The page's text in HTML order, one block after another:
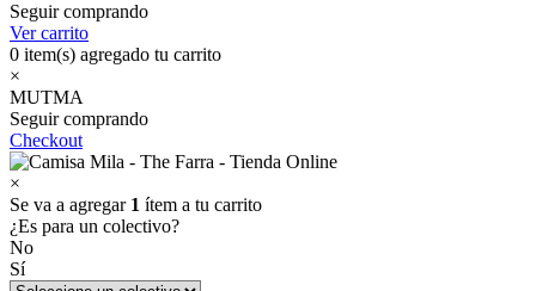
Seguir comprando
Ver carrito
0 item(s) agregado tu carrito
×
MUTMA
Seguir comprando
Checkout
×
Se va a agregar 1 ítem a tu carrito
¿Es para un colectivo?
No
Sí